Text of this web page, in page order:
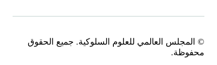
السلوكية. جميع الحقوق